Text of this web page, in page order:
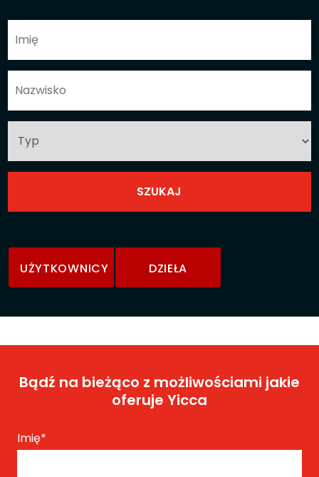
UŻYTKOWNICY DZIEŁA
Bądź na bieżąco z możliwościami jakie
oferuje Yicca
Imię*